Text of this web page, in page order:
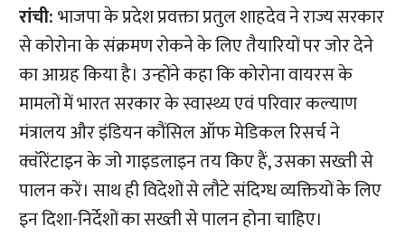
रांची:भाजपा के प्रदेश प्रवक्ता प्रतुल शाहदेव ने राज्य सरकार
से कोरोना के संक्रमण रोकने के लिए तैयारियों पर जोर देने
का आग्रह किया है। उन्होंने कहा कि कोरोना वायरस के
मामलों में भारत सरकार के स्वास्थ्य एवं परिवार कल्याण
मंत्रालय और इंडियन कौंसिल ऑफ मेडिकल रिसर्च ने
क्वॉरेंटाइन के जो गाइडलाइन तय किए हैं, उसका सख्ती से
पालन करें। साथ ही विदेशों से लौटे संदिग्ध व्यक्तियों के लिए
इन दिशा-निर्देशों का सख्ती से पालन होना चाहिए।